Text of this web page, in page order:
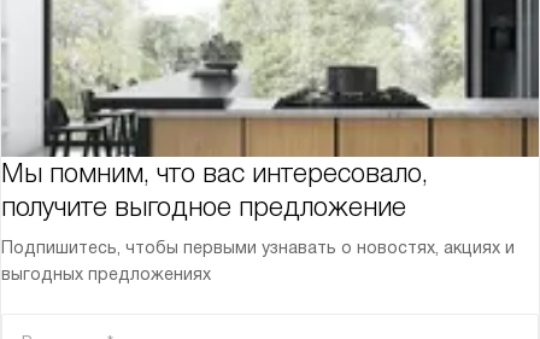
Мы помним, что вас интересовало,
получите выгодное предложение
Подпишитесь, чтобы первыми узнавать о новостях, акциях и
выгодных предложениях